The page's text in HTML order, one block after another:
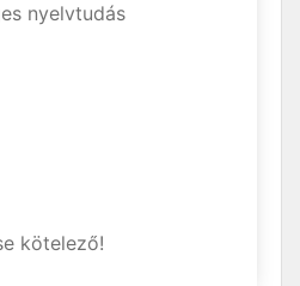
nyelvtudás
kötelező!